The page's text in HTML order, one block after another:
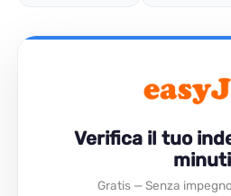
Verifica il tuo
minuti
Gratis — Senza